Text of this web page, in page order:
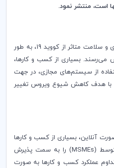
است، منتشر نمود.
کالاها با در نظر گرفتن نتایج اقتصادی و سلامت متاثر از کووید 19، به طور
می‌رسند. بسیاری از کسب و کار‌ها،
از سیستم‌های مجازی، در جهت
با هدف کاهش شیوع ویروس تغییر
آنلاین، بسیاری از کسب و کارها
(
MSMEs) را به سمت پذیرش
عملکرد کسب و کارها به صورت